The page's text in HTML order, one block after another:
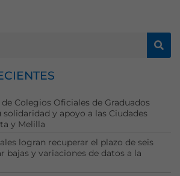
Colegios Oficiales de Graduados
solidaridad y apoyo a las Ciudades
y Melilla
logran recuperar el plazo de seis
bajas y variaciones de datos a la